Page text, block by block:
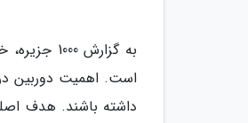
به
است. اهمیت دوربین